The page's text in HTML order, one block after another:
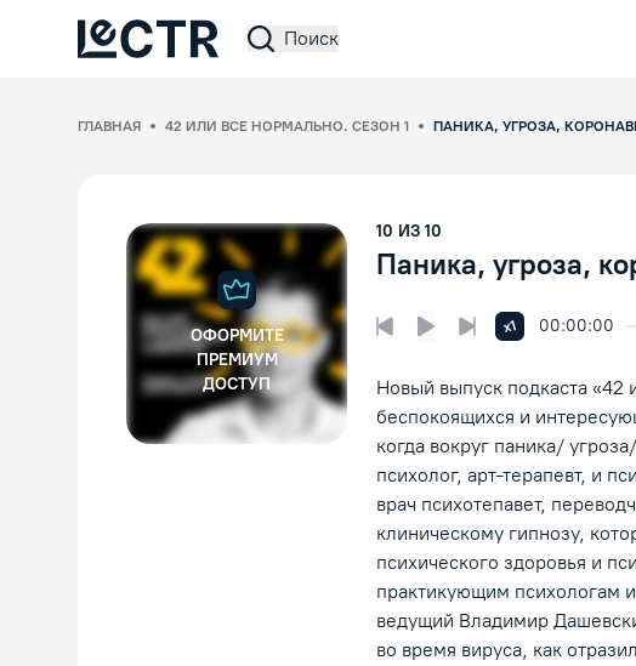
Поиск
ГЛАВНАЯ 42 ИЛИ ВСЕ НОРМАЛЬНО. СЕЗОН 1 ПАНИКА, УГРОЗА,
ОФОРМИТЕ
ПРЕМИУМ
ДОСТУП
10 ИЗ 10
Паника, угроза,
00:00:00
Предыдущая лекцияСледующая лекция
x1Увеличить
Новый выпуск подкаста
беспокоящихся и
когда вокруг паника/
психолог, арт-терапевт, и
врач психотепавет,
клиническому гипнозу,
психического здоровья и
практикующим психологам
ведущий Владимир
во время вируса, как